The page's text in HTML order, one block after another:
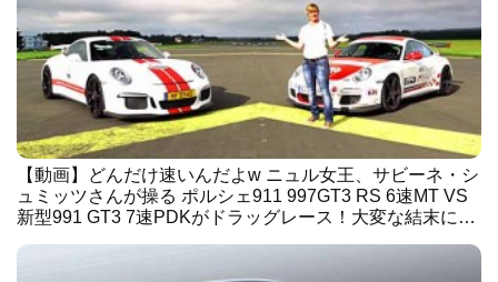
【動画】どんだけ速いんだよw ニュル女王、サビーネ・シ
ュミッツさんが操る ポルシェ911 997GT3 RS 6速MT VS
新型991 GT3 7速PDKがドラッグレース！大変な結末に…